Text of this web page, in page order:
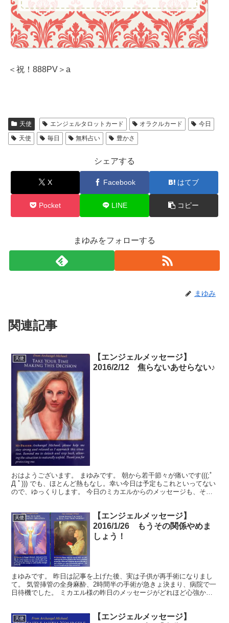
＜祝！888PV＞a
天使 エンジェルタロットカード オラクルカード
今日
天使
毎日 無料占い 豊かさ
シェアする
X Facebook はてブ
Pocket LINE コピー
まゆみをフォローする
まゆみ
関連記事
天使
【エンジェルメッセージ】
2016/2/12 焦らないあせらない♪
おはようございます。 まゆみです。 朝から若干節々が痛いです(((;ﾟ
Д ﾟ))) でも、ほとんど熱もなし。幸い今日は予定もこれといってない
ので、ゆっくりします。 今日のミカエルからのメッセージも、そん
天使
【エンジェルメッセージ】
2016/1/26 もうその関係やめま
しょう！
まゆみです。 昨日は記事を上げた後、実は子供が再手術になりまし
て。 気管挿管の全身麻酔、2時間半の手術が急きょ決まり、病院で一
日待機でした。 ミカエル様の昨日のメッセージがどれほど心強かっ
天使
【エンジェルメッセージ】